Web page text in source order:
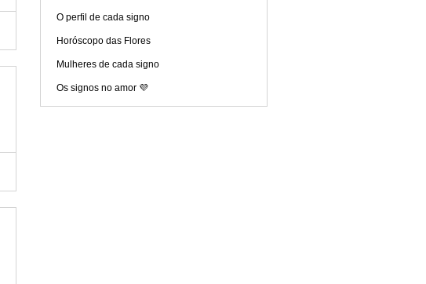
O perfil de cada signo
Horóscopo das Flores
Mulheres de cada signo
Os signos no amor 💜